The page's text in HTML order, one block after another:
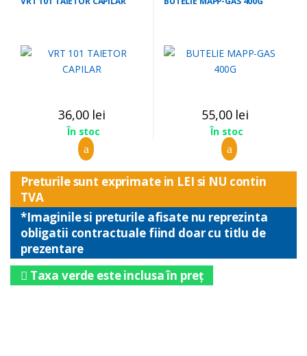
36,00 lei
În stoc
55,00 lei
În stoc
Preturile sunt exprimate in LEI si NU contin
TVA
*Imaginile si preturile afisate nu reprezinta
obligatii contractuale fiind doar cu titlu de
prezentare
Taxa verde este inclusa în preț